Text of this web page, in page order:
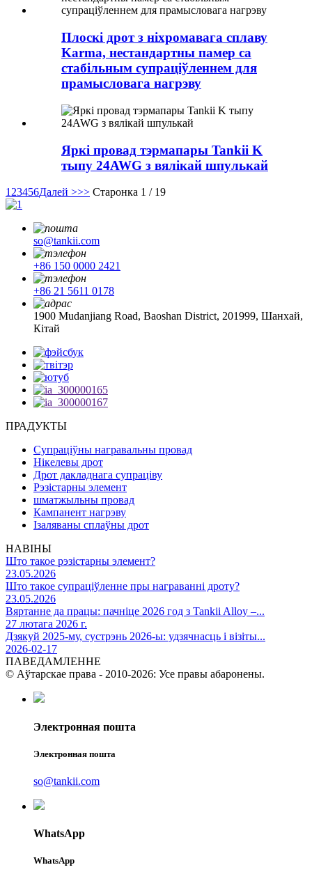
Плоскі дрот з ніхромавага сплаву
Karma, нестандартны памер са
стабільным супраціўленнем для
прамысловага нагрэву
Яркі провад тэрмапары Tankii K
тыпу 24AWG з вялікай шпулькай
1 23456Далей >>> Старонка 1 / 19
so@tankii.com
+86 150 0000 2421
+86 21 5611 0178
1900 Mudanjiang Road, Baoshan District, 201999, Шанхай,
Кітай
ПРАДУКТЫ
Супраціўны награвальны провад
Нікелевы дрот
Дрот дакладнага супраціву
Рэзістарны элемент
шматжыльны провад
Кампанент нагрэву
Ізаляваны сплаўны дрот
НАВІНЫ
Што такое рэзістарны элемент?
23.05.2026
Што такое супраціўленне пры награванні дроту?
23.05.2026
Вяртанне да працы: пачніце 2026 год з Tankii Alloy –...
27 лютага 2026 г.
Дзякуй 2025-му, сустрэнь 2026-ы: удзячнасць і візіты...
2026-02-17
ПАВЕДАМЛЕННЕ
© Аўтарскае права - 2010-2026: Усе правы абаронены.
Электронная пошта
Электронная пошта
so@tankii.com
WhatsApp
WhatsApp